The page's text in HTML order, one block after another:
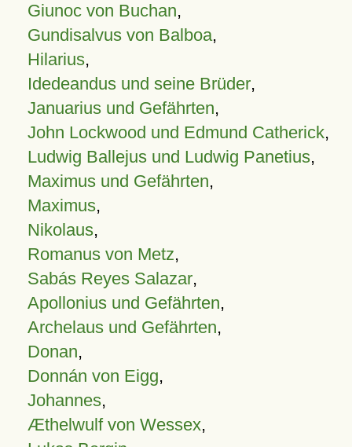
Giunoc von Buchan,
Gundisalvus von Balboa,
Hilarius,
Idedeandus und seine Brüder,
Januarius und Gefährten,
John Lockwood und Edmund Catherick,
Ludwig Ballejus und Ludwig Panetius,
Maximus und Gefährten,
Maximus,
Nikolaus,
Romanus von Metz,
Sabás Reyes Salazar,
Apollonius und Gefährten,
Archelaus und Gefährten,
Donan,
Donnán von Eigg,
Johannes,
Æthelwulf von Wessex,